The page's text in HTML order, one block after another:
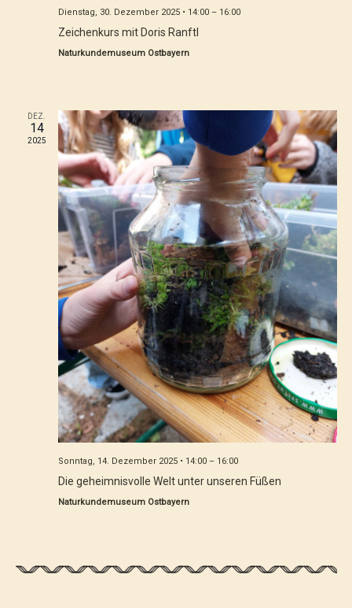
Dienstag, 30. Dezember 2025 • 14:00– 16:00
Zeichenkurs mit Doris Ranftl
Naturkundemuseum Ostbayern
DEZ.
14
2025
Sonntag, 14. Dezember 2025 • 14:00– 16:00
Die geheimnisvolle Welt unter unseren Füßen
Naturkundemuseum Ostbayern